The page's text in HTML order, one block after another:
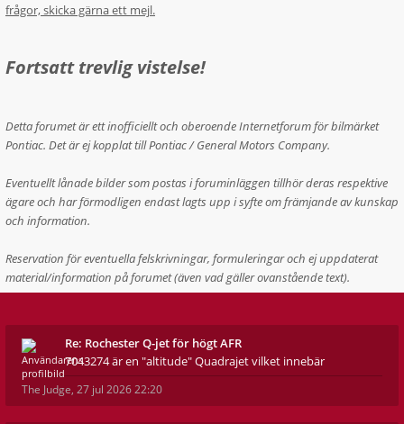
frågor, skicka gärna ett mejl.
Fortsatt trevlig vistelse!
Detta forumet är ett inofficiellt och oberoende Internetforum för bilmärket
Pontiac. Det är ej kopplat till Pontiac / General Motors Company.
Eventuellt lånade bilder som postas i foruminläggen tillhör deras respektive
ägare och har förmodligen endast lagts upp i syfte om främjande av kunskap
och information.
Reservation för eventuella felskrivningar, formuleringar och ej uppdaterat
material/information på forumet (även vad gäller ovanstående text).
Re: Rochester Q-jet för högt AFR
7043274 är en "altitude" Quadrajet vilket innebär
The Judge, 27 jul 2026 22:20